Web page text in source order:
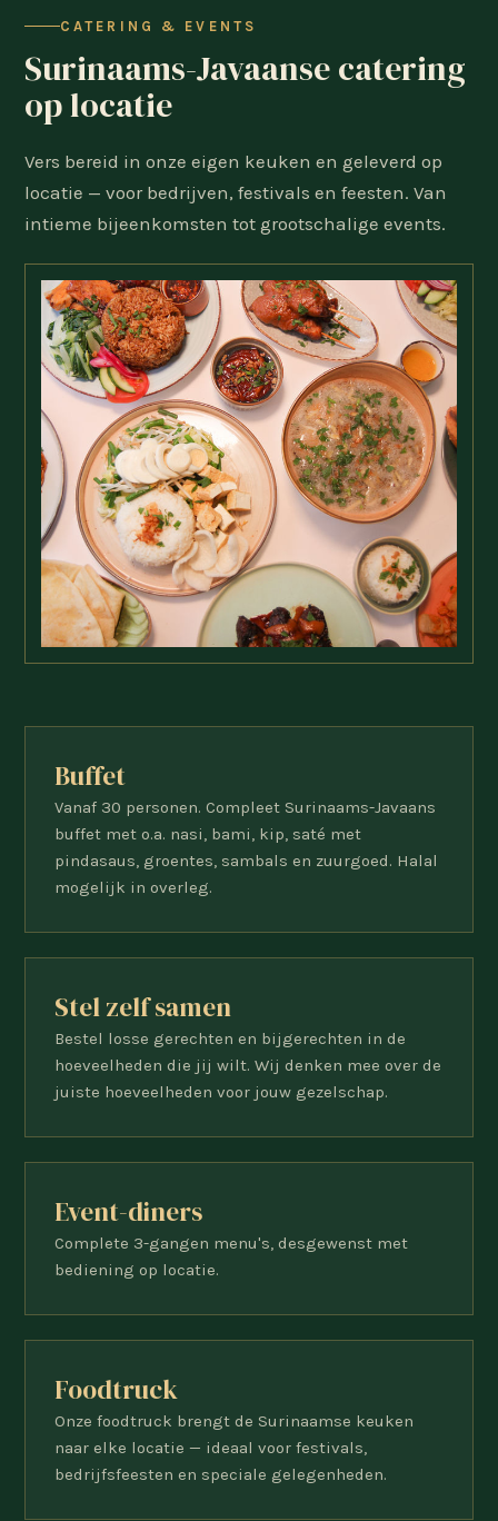
CATERING & EVENTS
Surinaams-Javaanse catering
op locatie
Vers bereid in onze eigen keuken en geleverd op
locatie — voor bedrijven, festivals en feesten. Van
intieme bijeenkomsten tot grootschalige events.
Buffet
Vanaf 30 personen. Compleet Surinaams-Javaans
buffet met o.a. nasi, bami, kip, saté met
pindasaus, groentes, sambals en zuurgoed. Halal
mogelijk in overleg.
Stel zelf samen
Bestel losse gerechten en bijgerechten in de
hoeveelheden die jij wilt. Wij denken mee over de
juiste hoeveelheden voor jouw gezelschap.
Event-diners
Complete 3-gangen menu's, desgewenst met
bediening op locatie.
Foodtruck
Onze foodtruck brengt de Surinaamse keuken
naar elke locatie — ideaal voor festivals,
bedrijfsfeesten en speciale gelegenheden.